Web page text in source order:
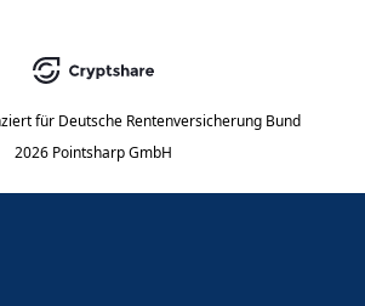
für Deutsche Rentenversicherung Bund
2026 Pointsharp GmbH